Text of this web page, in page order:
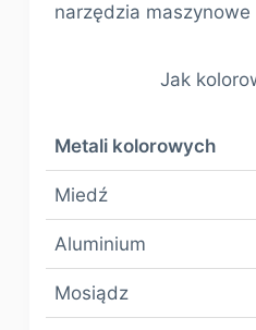
narzędzia maszynowe
Jak
Metali kolorowych
Miedź
Aluminium
Mosiądz